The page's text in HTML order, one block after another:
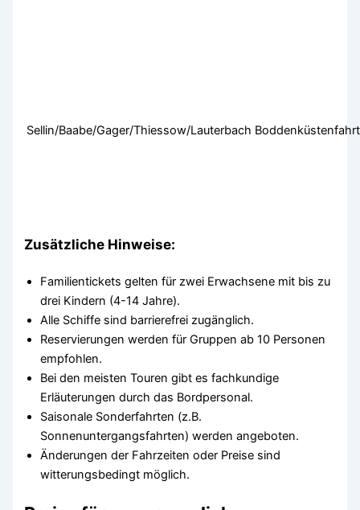
Sellin/Baabe/Gager/Thiessow/Lauterbach
Zusätzliche Hinweise:
Familientickets gelten für zwei Erwachsene mit bis zu
drei Kindern (4-14 Jahre).
Alle Schiffe sind barrierefrei zugänglich.
Reservierungen werden für Gruppen ab 10 Personen
empfohlen.
Bei den meisten Touren gibt es fachkundige
Erläuterungen durch das Bordpersonal.
Saisonale Sonderfahrten (z.B.
Sonnenuntergangsfahrten) werden angeboten.
Änderungen der Fahrzeiten oder Preise sind
witterungsbedingt möglich.